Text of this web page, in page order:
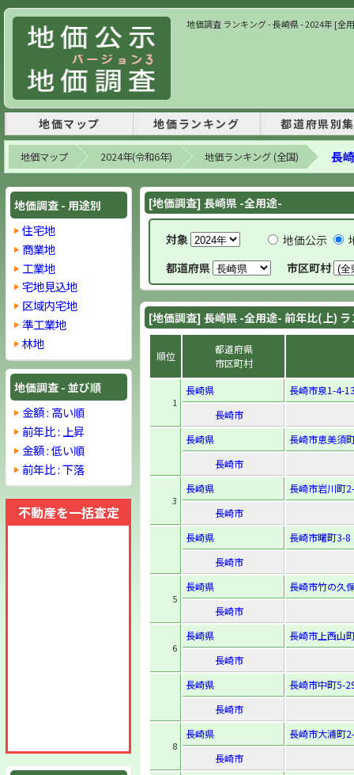
地価調査 ランキング - 長崎県 - 2024年 [全
地価マップ 地価ランキング 都道府県別
地価マップ 2024年(令和6年) 地価ランキング (全国) 長
地価調査 - 用途別
住宅地
商業地
工業地
宅地見込地
区域内宅地
準工業地
林地
地価調査 - 並び順
金額 : 高い順
前年比 : 上昇
金額 : 低い順
前年比 : 下落
不動産を一括査定
[地価調査] 長崎県 -全用途-
対象 地価公示
都道府県
市区町村
[地価調査] 長崎県 -全用途- 前年比(上)
順位
都道府県
市区町村
1
長崎県
長崎市泉1-4-
長崎市
長崎県
長崎市恵美須
長崎市
3
長崎県
長崎市岩川町
長崎市
長崎県
長崎市曙町3-8
長崎市
5
長崎県
長崎市竹の久
長崎市
6
長崎県
長崎市上西山
長崎市
長崎県
長崎市中町5-
長崎市
8
長崎県
長崎市大浦町
長崎市